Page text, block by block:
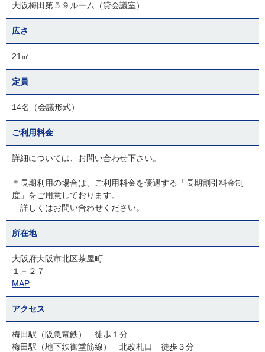
大阪梅田第５９ルーム（貸会議室）
広さ
21㎡
定員
14名（会議形式）
ご利用料金
詳細については、お問い合わせ下さい。
＊長期利用の場合は、ご利用料金を優遇する「長期割引料金制
度」をご用意しております。
詳しくはお問い合わせください。
所在地
大阪府大阪市北区茶屋町
１－２７
MAP
アクセス
梅田駅（阪急電鉄） 徒歩１分
梅田駅（地下鉄御堂筋線） 北改札口 徒歩３分